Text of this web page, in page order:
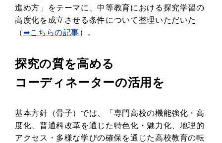
進め方」をテーマに、中等教育における探究学習の
高度化を成立させる条件について整理いただいた
（ ➡こちらの記事）。
探究の質を高める
コーディネーターの活用を
基本方針（骨子）では、「専門高校の機能強化・高
度化、普通科改革を通じた特色化・魅力化、地理的
アクセス・多様な学びの確保を通じた高校教育の転